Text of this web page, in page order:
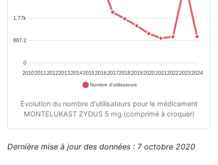
1.77k
887.2
0
20102011 2012201320142015201620172018201920202021 202220232024
Nombre d'utilisateurs
Evolution du nombre d'utilisateurs pour le médicament
MONTELUKAST ZYDUS 5 mg (comprimé à croquer)
Dernière mise à jour des données : 7 octobre 2020